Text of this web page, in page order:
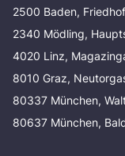
2500 Baden,
2340 Mödling,
4020 Linz,
8010 Graz,
80337 München,
80637 München,